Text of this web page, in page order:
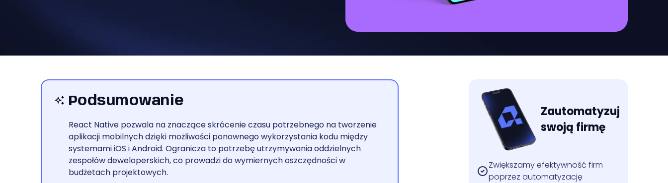
Podsumowanie
React Native pozwala na znaczące skrócenie czasu potrzebnego na tworzenie
aplikacji mobilnych dzięki możliwości ponownego wykorzystania kodu między
systemami iOS i Android. Ogranicza to potrzebę utrzymywania oddzielnych
zespołów deweloperskich, co prowadzi do wymiernych oszczędności w
budżetach projektowych.
Zautomatyzuj
swoją firmę
Zwiększamy efektywność firm
poprzez automatyzację